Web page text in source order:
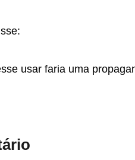
usar faria uma